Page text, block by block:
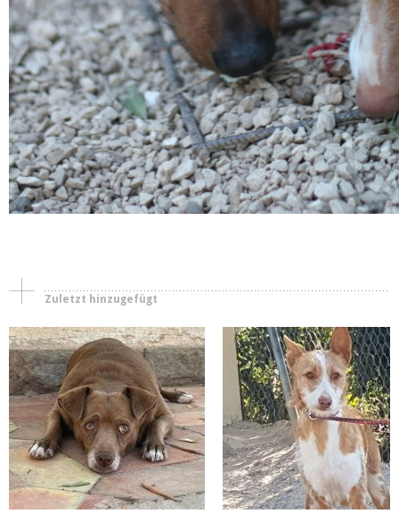
Zuletzt hinzugefügt
Hündinnen
Peggy
Körbchen gefunden
Campana